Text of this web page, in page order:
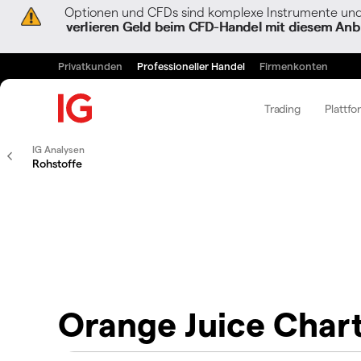
Optionen und CFDs sind komplexe Instrumente
verlieren Geld beim CFD-Handel mit diesem
Privatkunden Professioneller Handel Firmenkonten
Trading
IG Analysen
Rohstoffe
Orange Juice